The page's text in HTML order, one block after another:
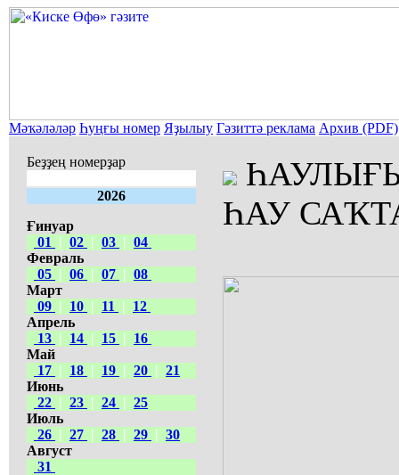
Мәҡәләләр Һуңғы номер Яҙылыу Гәзиттә реклама Архив (PDF)
Беҙҙең номерҙар
2026
Ғинуар
01
| 02 | 03 | 04
Февраль
05 | 06 | 07 | 08
Март
09 | 10 | 11 |
12
Апрель
13 | 14 | 15 |
16
Май
17 | 18 | 19 | 20 | 21
Июнь
22 | 23 | 24 | 25
Июль
26 | 27 | 28 | 29 | 30
Август
31
ҺАУ